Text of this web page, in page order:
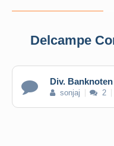
Delcampe
Div.
sonjaj 2